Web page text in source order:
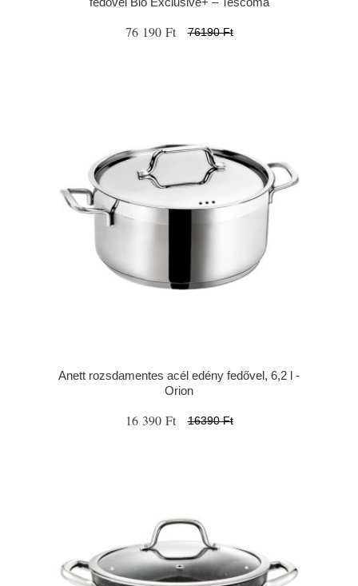
76 190 Ft 76190 Ft
Anett rozsdamentes acél edény fedővel, 6,2 l -
Orion
16 390 Ft 16390 Ft